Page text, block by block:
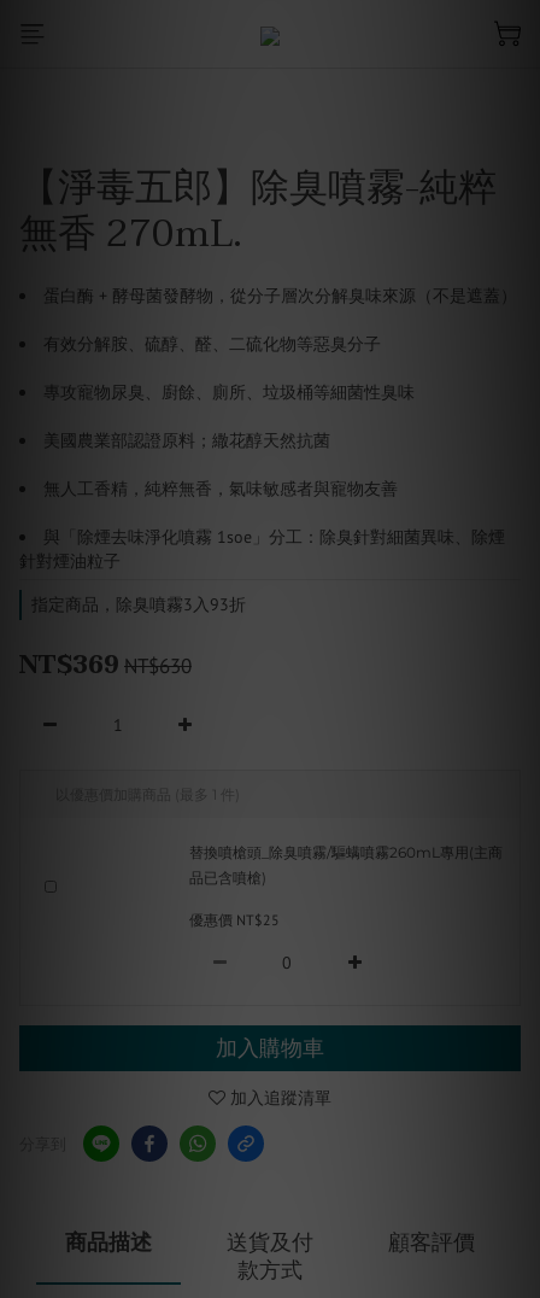
【淨毒五郎】除臭噴霧-純粹
無香 270mL.
蛋白酶 + 酵母菌發酵物，從分子層次分解臭味來源（不是遮蓋）
有效分解胺、硫醇、醛、二硫化物等惡臭分子
專攻寵物尿臭、廚餘、廁所、垃圾桶等細菌性臭味
美國農業部認證原料；繖花醇天然抗菌
無人工香精，純粹無香，氣味敏感者與寵物友善
與「除煙去味淨化噴霧 1soe」分工：除臭針對細菌異味、除煙
針對煙油粒子
指定商品，除臭噴霧3入93折
NT$369 NT$630
(最多 1 件)
替換噴槍頭_除臭噴霧/驅螨噴霧260mL專用(主商
品已含噴槍)
優惠價 NT$25
加入購物車
加入追蹤清單
商品描述 送貨及付
款方式
顧客評價